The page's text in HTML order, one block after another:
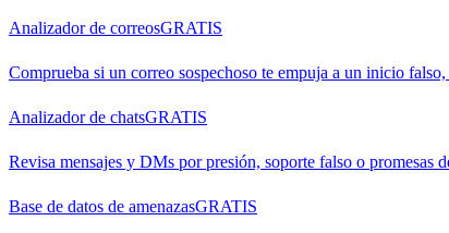
Analizador de correosGRATIS
Comprueba si un correo sospechoso te empuja a un inicio
Analizador de chatsGRATIS
Revisa mensajes y DMs por presión, soporte falso o promesas
Base de datos de amenazasGRATIS